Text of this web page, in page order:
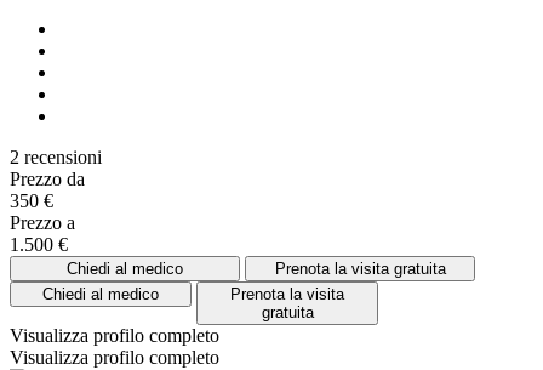
2 recensioni
Prezzo da
350 €
Prezzo a
1.500 €
Chiedi al medico
Prenota la visita gratuita
Chiedi al medico
Prenota la visita
gratuita
Visualizza profilo completo
Visualizza profilo completo